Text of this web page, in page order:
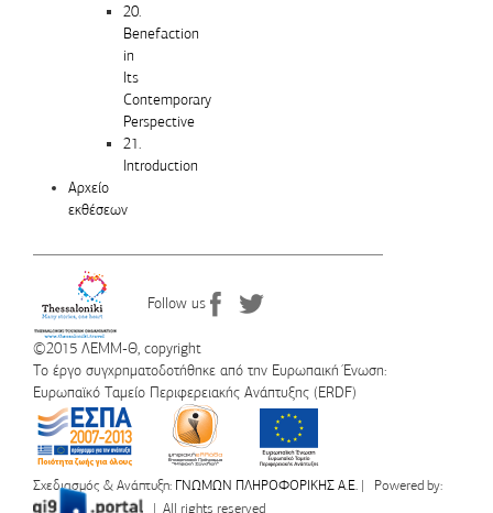
20.
Benefaction
in
Its
Contemporary
Perspective
21.
Introduction
Αρχείο
εκθέσεων
Follow us
©2015 ΛΕΜΜ-Θ, copyright
Το έργο συγχρηματοδοτήθηκε από την Ευρωπαική Ένωση:
Ευρωπαϊκό Ταμείο Περιφερειακής Ανάπτυξης (ERDF)
Σχεδιασμός & Ανάπτυξη: ΓΝΩΜΩΝ ΠΛΗΡΟΦΟΡΙΚΗΣ Α.Ε. | Powered by:
| All rights reserved